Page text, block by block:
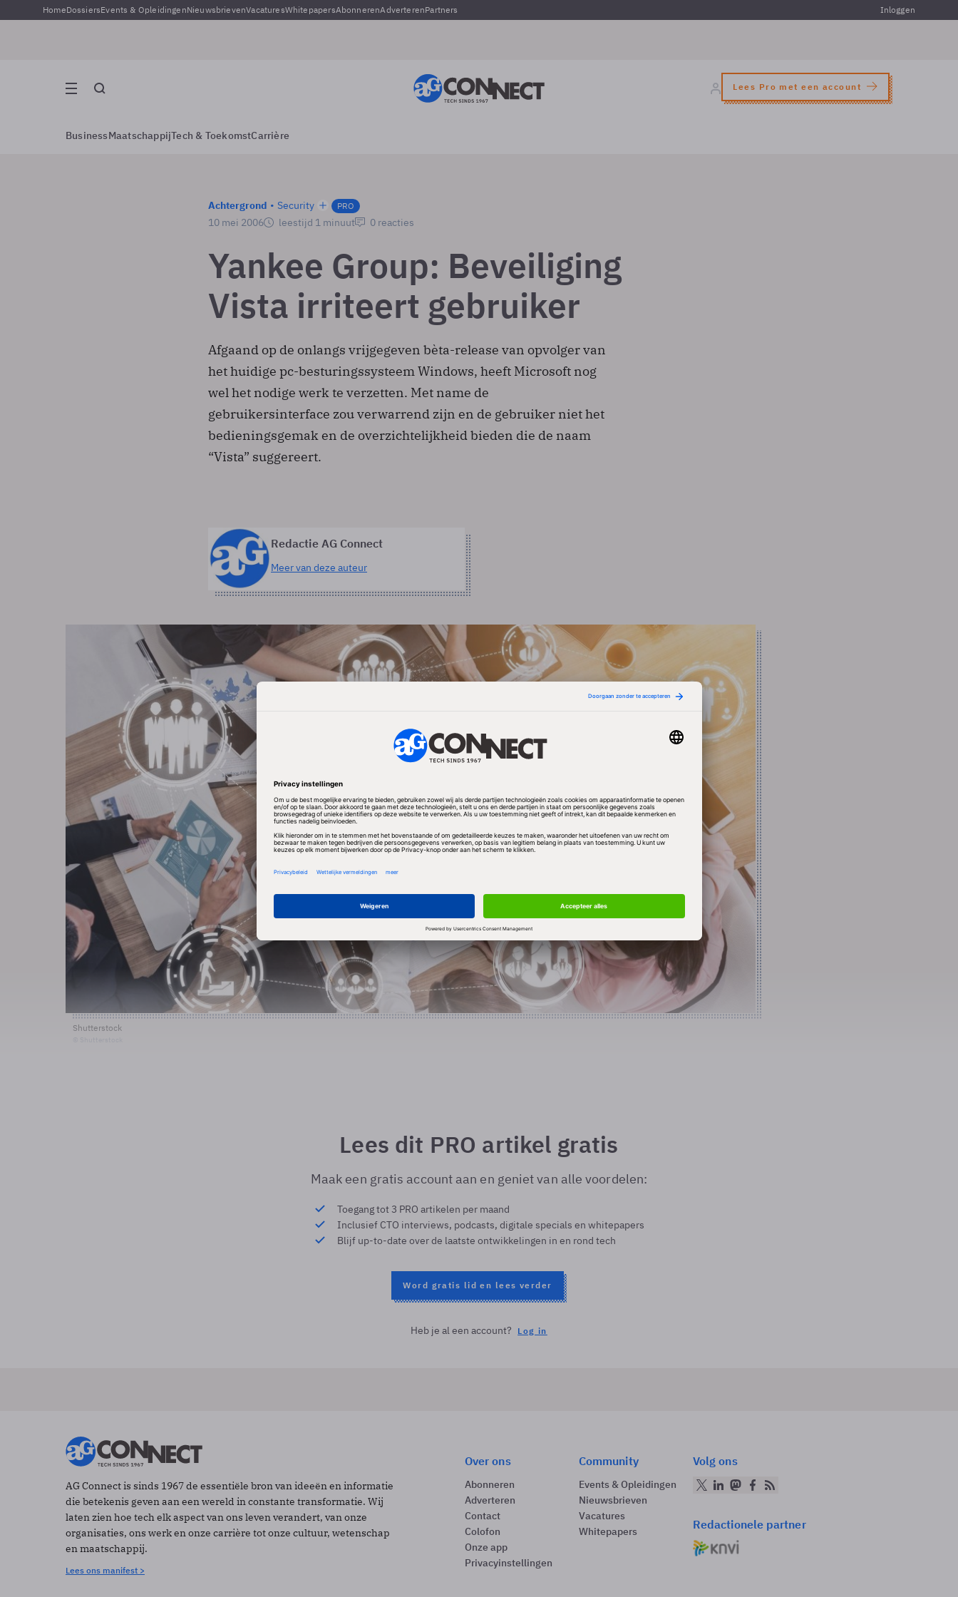
HomeDossiersEvents & OpleidingenNieuwsbrievenVacaturesWhitepapersAbonnerenAdverterenPartners Inloggen
Lees Pro met een account
BusinessMaatschappijTech & ToekomstCarrière
Achtergrond Security PRO
10 mei 2006 leestijd 1 minuut 0 reacties
Yankee Group: Beveiliging
Vista irriteert gebruiker
Afgaand op de onlangs vrijgegeven bèta-release van opvolger van
het huidige pc-besturingssysteem Windows, heeft Microsoft nog
wel het nodige werk te verzetten. Met name de
gebruikersinterface zou verwarrend zijn en de gebruiker niet het
bedieningsgemak en de overzichtelijkheid bieden die de naam
“Vista” suggereert.
Redactie AG Connect
Meer van deze auteur
Shutterstock
Lees dit PRO artikel gratis
Maak een gratis account aan en geniet van alle voordelen:
Toegang tot 3 PRO artikelen per maand
Inclusief CTO interviews, podcasts, digitale specials en whitepapers
Blijf up-to-date over de laatste ontwikkelingen in en rond tech
Word gratis lid en lees verder
Heb je al een account? Log in
AG Connect is sinds 1967 de essentiële bron van ideeën en informatie
die betekenis geven aan een wereld in constante transformatie. Wij
laten zien hoe tech elk aspect van ons leven verandert, van onze
organisaties, ons werk en onze carrière tot onze cultuur, wetenschap
en maatschappij.
Lees ons manifest >
Over ons
Abonneren
Adverteren
Contact
Colofon
Onze app
Privacyinstellingen
Community
Events & Opleidingen
Nieuwsbrieven
Vacatures
Whitepapers
Volg ons
Redactionele partner